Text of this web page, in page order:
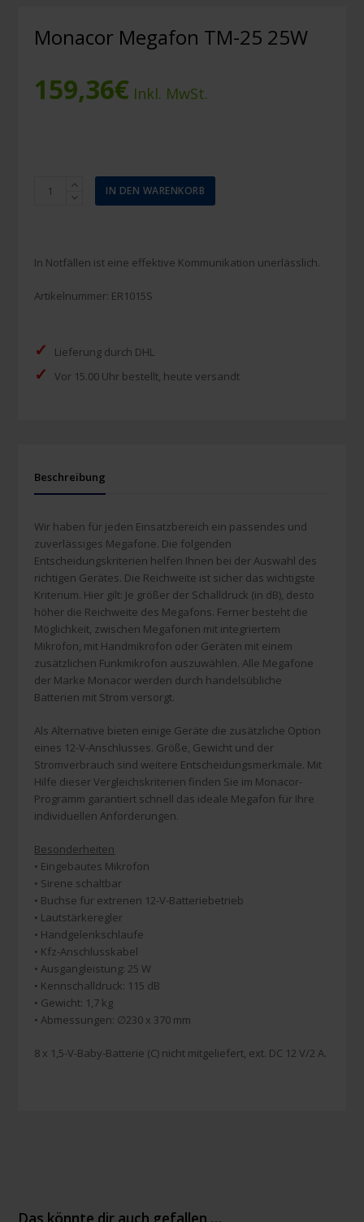
Monacor Megafon TM-25 25W
159,36€ Inkl. MwSt.
Monacor
Megafon
Menge
IN DEN WARENKORB
In Notfällen ist eine effektive Kommunikation unerlässlich.
Artikelnummer: ER1015S
✓ Lieferung durch DHL
✓ Vor 15.00 Uhr bestellt, heute versandt
Beschreibung
Wir haben für jeden Einsatzbereich ein passendes und
zuverlässiges Megafone. Die folgenden
Entscheidungskriterien helfen Ihnen bei der Auswahl des
richtigen Gerätes. Die Reichweite ist sicher das wichtigste
Kriterium. Hier gilt: Je größer der Schalldruck (in dB), desto
höher die Reichweite des Megafons. Ferner besteht die
Möglichkeit, zwischen Megafonen mit integriertem
Mikrofon, mit Handmikrofon oder Geräten mit einem
zusätzlichen Funkmikrofon auszuwählen. Alle Megafone
der Marke Monacor werden durch handelsübliche
Batterien mit Strom versorgt.
Als Alternative bieten einige Geräte die zusätzliche Option
eines 12-V-Anschlusses. Größe, Gewicht und der
Stromverbrauch sind weitere Entscheidungsmerkmale. Mit
Hilfe dieser Vergleichskriterien finden Sie im Monacor-
Programm garantiert schnell das ideale Megafon für Ihre
individuellen Anforderungen.
Besonderheiten
• Eingebautes Mikrofon
• Sirene schaltbar
• Buchse für extrenen 12-V-Batteriebetrieb
• Lautstärkeregler
• Handgelenkschlaufe
• Kfz-Anschlusskabel
• Ausgangleistung: 25 W
• Kennschalldruck: 115 dB
• Gewicht: 1,7 kg
• Abmessungen: ∅230 x 370 mm
8 x 1,5-V-Baby-Batterie (C) nicht mitgeliefert, ext. DC 12 V/2 A.